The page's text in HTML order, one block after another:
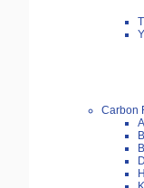
Carbon